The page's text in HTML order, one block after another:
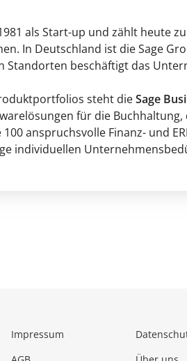
als Start-up und zählt heute
In Deutschland ist die Sage
Standorten beschäftigt das
steht dieSage
für die
100 anspruchsvolle Finanz- und
individuellen
Impressum